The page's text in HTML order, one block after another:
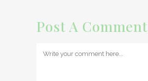
Post A Comment